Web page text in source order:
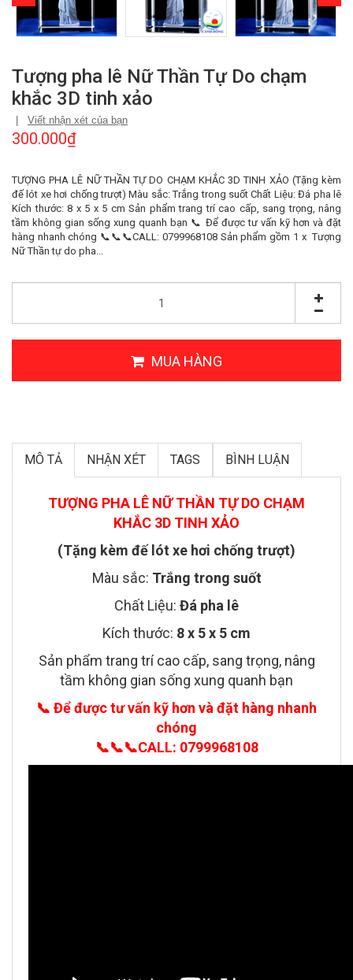
Tượng pha lê Nữ Thần Tự Do chạm
khắc 3D tinh xảo
Viết nhận xét của bạn
300.000₫
TƯỢNG PHA LÊ NỮ THẦN TỰ DO CHẠM KHẮC 3D TINH XẢO (Tặng kèm
đế lót xe hơi chống trượt) Màu sắc: Trắng trong suốt Chất Liệu: Đá pha lê
Kích thước: 8 x 5 x 5 cm Sản phẩm trang trí cao cấp, sang trọng, nâng
tầm không gian sống xung quanh bạn 📞 Để được tư vấn kỹ hơn và đặt
hàng nhanh chóng 📞📞📞CALL: 0799968108 Sản phẩm gồm 1 x Tượng
Nữ Thần tự do pha...
MUA HÀNG
MÔ TẢ NHẬN XÉT TAGS BÌNH LUẬN
TƯỢNG PHA LÊ NỮ THẦN TỰ DO CHẠM
KHẮC 3D TINH XẢO
(Tặng kèm đế lót xe hơi chống trượt)
Màu sắc: Trắng trong suốt
Chất Liệu: Đá pha lê
Kích thước: 8 x 5 x 5 cm
Sản phẩm trang trí cao cấp, sang trọng, nâng
tầm không gian sống xung quanh bạn
📞 Để được tư vấn kỹ hơn và đặt hàng nhanh
chóng
📞📞📞CALL: 0799968108